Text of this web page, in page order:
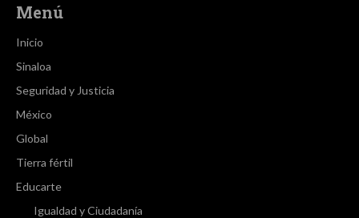
Menú
Inicio
Sinaloa
Seguridad y Justicia
México
Global
Tierra fértil
Educarte
Igualdad y Ciudadanía